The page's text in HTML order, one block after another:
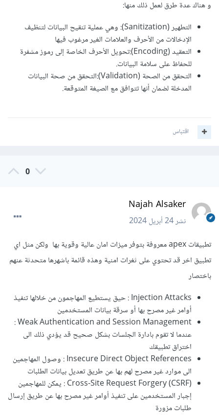
و هناك عدة طرق لعمل ذلك منها:
التطهير (Sanitization): وهي عملية تنقيح البيانات لتنظيف
الإدخالات من الأحرف والعلامات الغير مرغوب فيها
التعقيد (Encoding):تحويل الأحرف الخاصة إلى رموز مشفرة
للحفاظ على سلامة البيانات.
التحقق من الصحة (Validation):التحقق من صحة البيانات
المدخلة لضمان أنها تتوافق مع الصيغة المتوقعة.
اقتباس
0
Najah Alsaker
نشر24 أبريل 2024
تطبيقات apex معروفة بتوفر ميزات امان عالية وقوية بها ولكن مثل اي
تطبيق اخر قد تحتوي على ثغرات امنية وهذه قائمة باشهرها متحدثة عنهم
باختصار
Injection Attacks : حيق يستطيع المهاجمون من خلالها تنفيذ
أوامر غير مصرح بها أو سرقة بيانات المستخدمين
Weak Authentication and Session Management :
عندما لا تقوم بادارة الجلسات بشكل صحيح قد يؤدي ذلك الى
اختراق تطبيقك
Insecure Direct Object References : وصول المهاجمين
الى موارد غير مصرح لهم بها عن طريق تعديل بيانات الطلبات
Cross-Site Request Forgery (CSRF)
: يمكن للمهاجمين
إجبار المستخدمين على تنفيذ أوامر غير مصرح بها عن طريق إرسال
طلبات مزورة